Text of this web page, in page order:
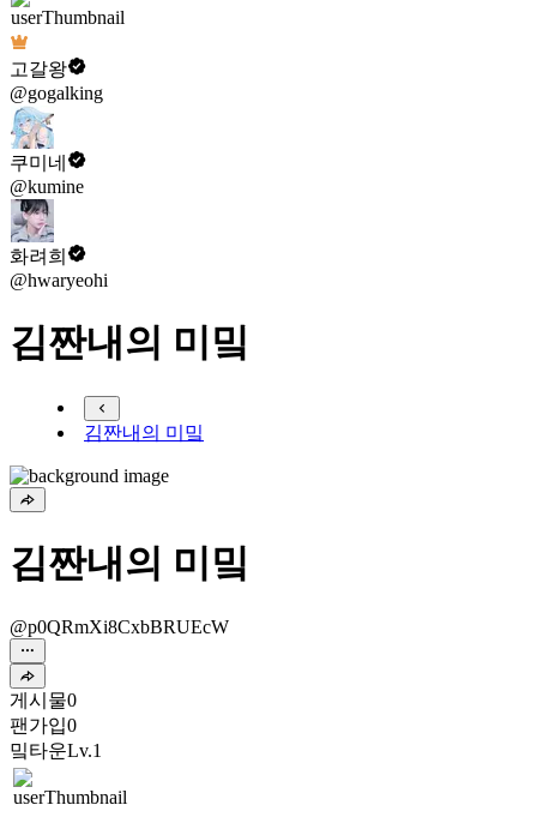
고갈왕
@gogalking
쿠미네
@kumine
화려희
@hwaryeohi
김짠내의 미밐
김짠내의 미밐
김짠내의 미밐
@p0QRmXi8CxbBRUEcW
게시물0
팬가입0
밐타운Lv.1